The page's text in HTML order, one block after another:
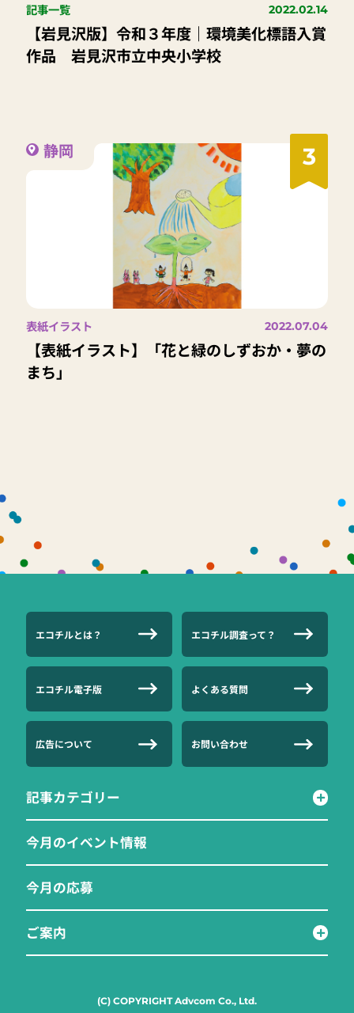
記事一覧 2022.02.14
【岩見沢版】令和３年度｜環境美化標語入賞
作品 岩見沢市立中央小学校
3
静岡
表紙イラスト 2022.07.04
【表紙イラスト】「花と緑のしずおか・夢の
まち」
エコチルとは？ エコチル調査って？
エコチル電子版 よくある質問
広告について お問い合わせ
記事カテゴリー
今月のイベント情報
今月の応募
ご案内
(C) COPYRIGHT Advcom Co., Ltd.